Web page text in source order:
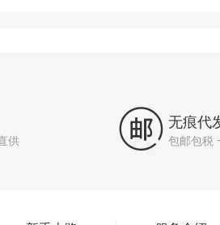
供  无痕代
包邮包税